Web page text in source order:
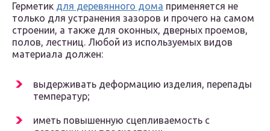
Герметик для деревянного дома применяется не
только для устранения зазоров и прочего на самом
строении, а также для оконных, дверных проемов,
полов, лестниц. Любой из используемых видов
материала должен:
выдерживать деформацию изделия, перепады
температур;
иметь повышенную сцепливаемость с